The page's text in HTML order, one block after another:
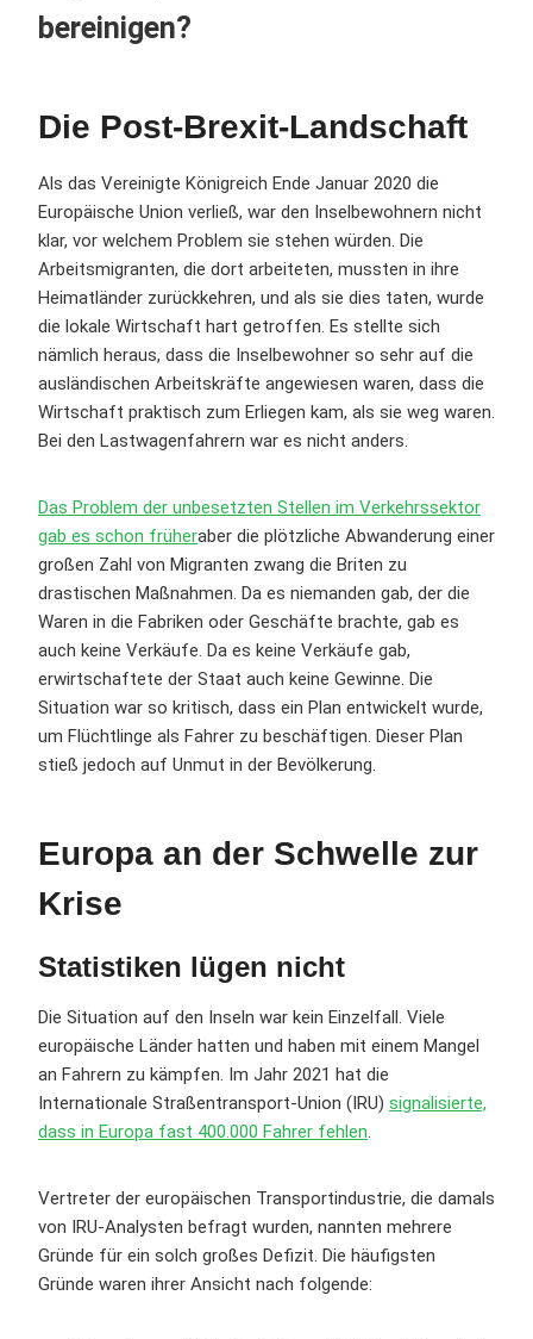
bereinigen?
Die Post-Brexit-Landschaft
Als das Vereinigte Königreich Ende Januar 2020 die
Europäische Union verließ, war den Inselbewohnern nicht
klar, vor welchem Problem sie stehen würden. Die
Arbeitsmigranten, die dort arbeiteten, mussten in ihre
Heimatländer zurückkehren, und als sie dies taten, wurde
die lokale Wirtschaft hart getroffen. Es stellte sich
nämlich heraus, dass die Inselbewohner so sehr auf die
ausländischen Arbeitskräfte angewiesen waren, dass die
Wirtschaft praktisch zum Erliegen kam, als sie weg waren.
Bei den Lastwagenfahrern war es nicht anders.
Das Problem der unbesetzten Stellen im Verkehrssektor
gab es schon früheraber die plötzliche Abwanderung einer
großen Zahl von Migranten zwang die Briten zu
drastischen Maßnahmen. Da es niemanden gab, der die
Waren in die Fabriken oder Geschäfte brachte, gab es
auch keine Verkäufe. Da es keine Verkäufe gab,
erwirtschaftete der Staat auch keine Gewinne. Die
Situation war so kritisch, dass ein Plan entwickelt wurde,
um Flüchtlinge als Fahrer zu beschäftigen. Dieser Plan
stieß jedoch auf Unmut in der Bevölkerung.
Europa an der Schwelle zur
Krise
Statistiken lügen nicht
Die Situation auf den Inseln war kein Einzelfall. Viele
europäische Länder hatten und haben mit einem Mangel
an Fahrern zu kämpfen. Im Jahr 2021 hat die
Internationale Straßentransport-Union (IRU) signalisierte,
dass in Europa fast 400.000 Fahrer fehlen.
Vertreter der europäischen Transportindustrie, die damals
von IRU-Analysten befragt wurden, nannten mehrere
Gründe für ein solch großes Defizit. Die häufigsten
Gründe waren ihrer Ansicht nach folgende: